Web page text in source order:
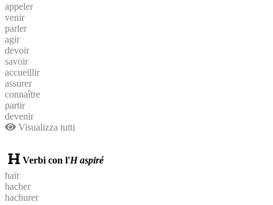
appeler
venir
parler
agir
devoir
savoir
accueillir
assurer
connaître
partir
devenir
Visualizza tutti
Verbi con l'H aspiré
haïr
hacher
hachurer